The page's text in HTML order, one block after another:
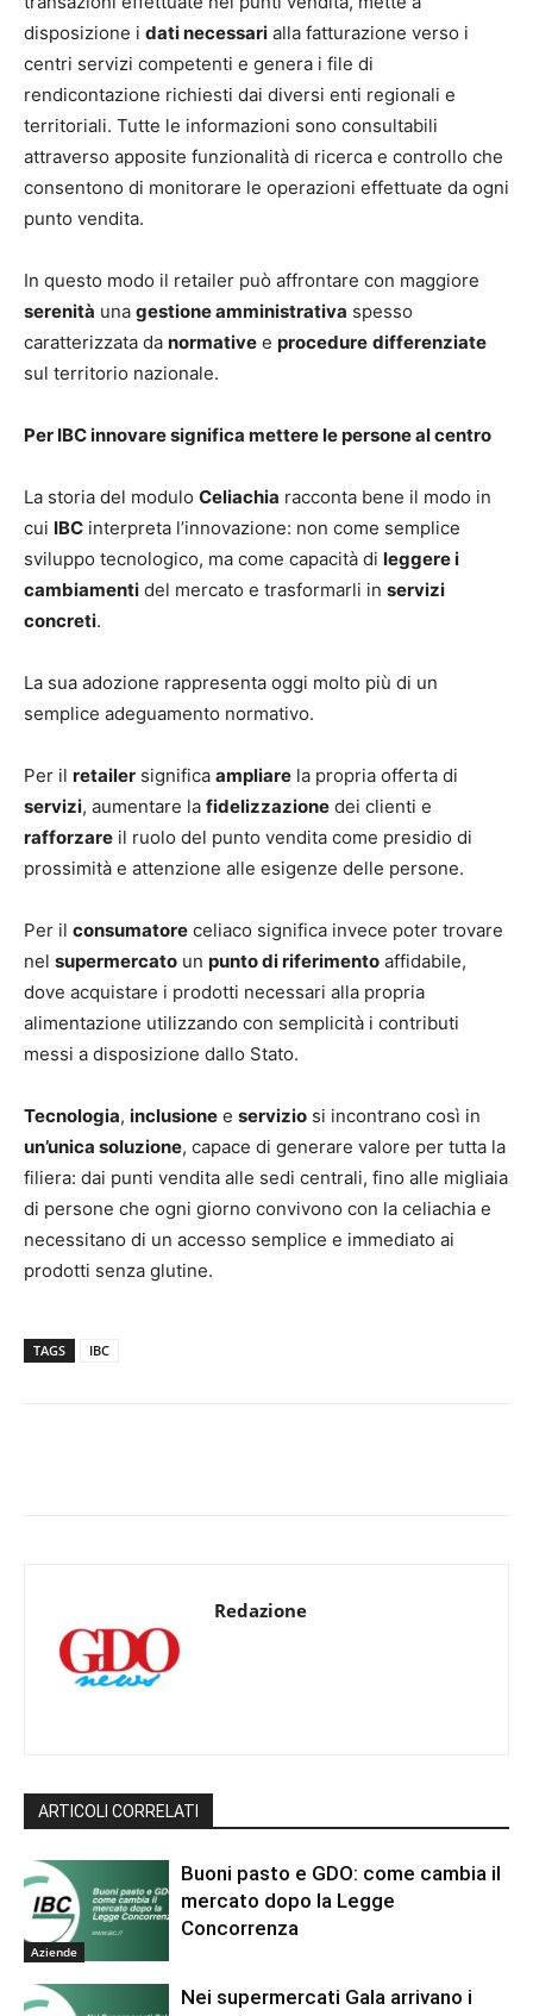
disposizione i dati necessari alla fatturazione verso i
centri servizi competenti e genera i file di
rendicontazione richiesti dai diversi enti regionali e
territoriali. Tutte le informazioni sono consultabili
attraverso apposite funzionalità di ricerca e controllo che
consentono di monitorare le operazioni effettuate da ogni
punto vendita.
In questo modo il retailer può affrontare con maggiore
serenità una gestione amministrativa spesso
caratterizzata da normative e procedure differenziate
sul territorio nazionale.
Per IBC innovare significa mettere le persone al centro
La storia del modulo Celiachia racconta bene il modo in
cui IBC interpreta l’innovazione: non come semplice
sviluppo tecnologico, ma come capacità di leggere i
cambiamenti del mercato e trasformarli in servizi
concreti.
La sua adozione rappresenta oggi molto più di un
semplice adeguamento normativo.
Per il retailer significa ampliare la propria offerta di
servizi, aumentare la fidelizzazione dei clienti e
rafforzare il ruolo del punto vendita come presidio di
prossimità e attenzione alle esigenze delle persone.
Per il consumatore celiaco significa invece poter trovare
nel supermercato un punto di riferimento affidabile,
dove acquistare i prodotti necessari alla propria
alimentazione utilizzando con semplicità i contributi
messi a disposizione dallo Stato.
Tecnologia, inclusione e servizio si incontrano così in
un’unica soluzione, capace di generare valore per tutta la
filiera: dai punti vendita alle sedi centrali, fino alle migliaia
di persone che ogni giorno convivono con la celiachia e
necessitano di un accesso semplice e immediato ai
prodotti senza glutine.
TAGS IBC
Redazione
ARTICOLI CORRELATI
Aziende
Buoni pasto e GDO: come cambia il
mercato dopo la Legge
Concorrenza
Nei supermercati Gala arrivano i